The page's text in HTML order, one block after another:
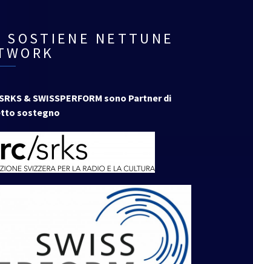
SOSTIENE NETTUNE
& SWISSPERFORM sono Partner di
sostegno